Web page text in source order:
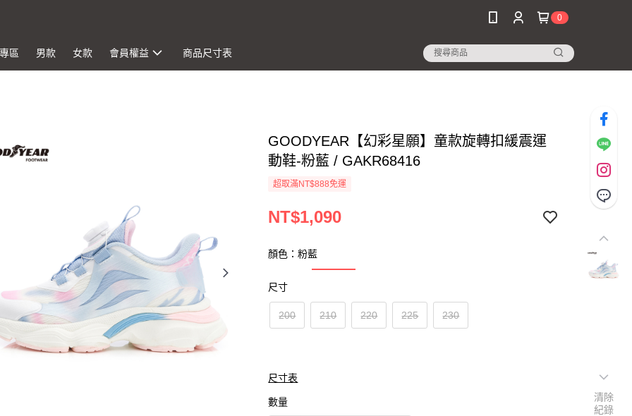
0
區 男款 女款 會員權益 商品尺寸表
GOODYEAR【幻彩星願】童款旋轉扣緩震運
動鞋-粉藍 / GAKR68416
超取滿NT$888免運
NT$1,090
顏色：粉藍
尺寸
200 210 220 225 230
尺寸表
數量
清除
紀錄